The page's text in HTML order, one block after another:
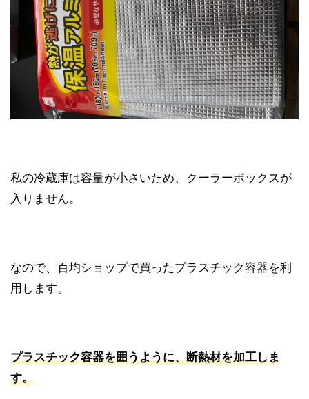
私の冷蔵庫は容量が小さいため、クーラーボックスが
入りません。
なので、百均ショップで買ったプラスチック容器を利
用します。
プラスチック容器を囲うように、断熱材を加工しま
す。